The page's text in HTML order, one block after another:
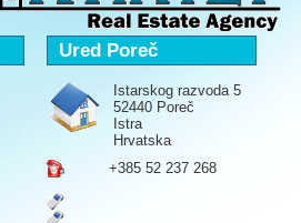
Ured Poreč
Istarskog razvoda 5
52440 Poreč
Istra
Hrvatska
+385 52 237 268